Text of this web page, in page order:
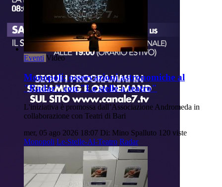
Eventi Video
Monopoli: osservazioni astronomiche al
"Radar" con "Le stelle a teatro"
L'iniziativa è promossa dall’Associazione Andromeda in
collaborazione con Teatri di Bari
mer, 05 ago 2026 18:07 Di: Mino Spalluto 120 viste
Monopoli Le-Stelle-Al-Teatro Radar